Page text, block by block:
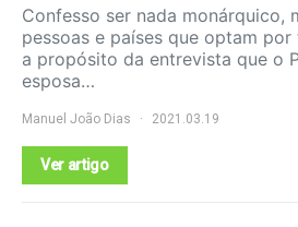
Confesso ser nada monárquico,
pessoas e países que optam
a propósito da entrevista que o
esposa…
Manuel João Dias 2021.03.19
Ver artigo